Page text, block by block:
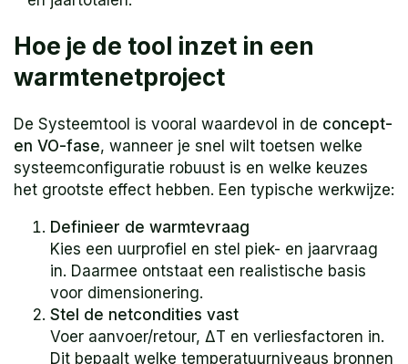
Hoe je de tool inzet in een
warmtenetproject
De Systeemtool is vooral waardevol in de concept-
en VO-fase, wanneer je snel wilt toetsen welke
systeemconfiguratie robuust is en welke keuzes
het grootste effect hebben. Een typische werkwijze:
Definieer de warmtevraag
Kies een uurprofiel en stel piek- en jaarvraag
in. Daarmee ontstaat een realistische basis
voor dimensionering.
Stel de netcondities vast
Voer aanvoer/retour, ΔT en verliesfactoren in.
Dit bepaalt welke temperatuurniveaus bronnen